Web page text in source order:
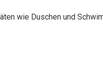
wie Duschen und